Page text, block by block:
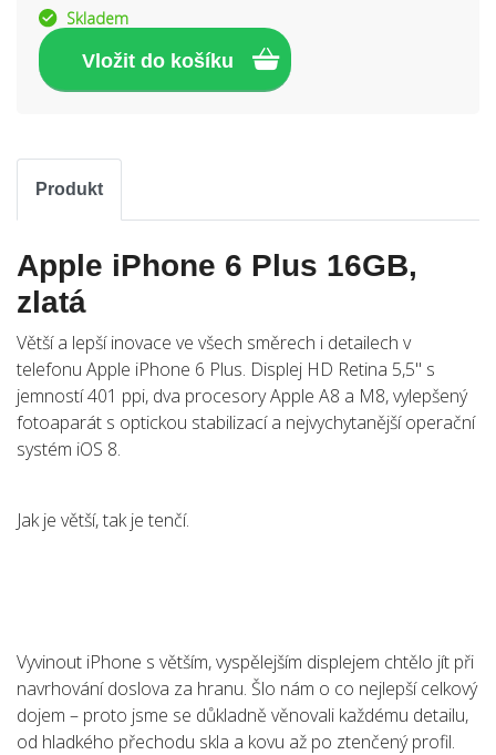
Skladem
Produkt
Apple iPhone 6 Plus 16GB,
zlatá
Větší a lepší inovace ve všech směrech i detailech v
telefonu Apple iPhone 6 Plus. Displej HD Retina 5,5" s
jemností 401 ppi, dva procesory Apple A8 a M8, vylepšený
fotoaparát s optickou stabilizací a nejvychytanější operační
systém iOS 8.
Jak je větší, tak je tenčí.
Vyvinout iPhone s větším, vyspělejším displejem chtělo jít při
navrhování doslova za hranu. Šlo nám o co nejlepší celkový
dojem – proto jsme se důkladně věnovali každému detailu,
od hladkého přechodu skla a kovu až po ztenčený profil.